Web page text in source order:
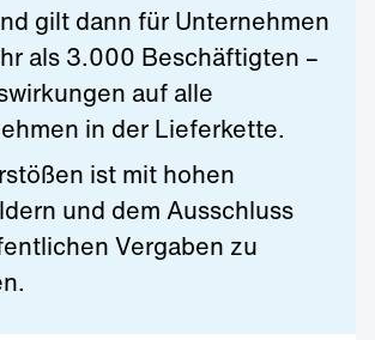
gilt dann für Unternehmen
als 3.000 Beschäftigten –
auf alle
in der Lieferkette.
ist mit hohen
und dem Ausschluss
Vergaben zu